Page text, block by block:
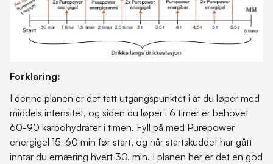
Forklaring:
I denne planen er det tatt utgangspunktet i at du løper med
middels intensitet, og siden du løper i 6 timer er behovet
60-90 karbohydrater i timen. Fyll på med Purepower
energigel 15-60 min før start, og når startskuddet har gått
inntar du ernæring hvert 30. min. I planen her er det en god